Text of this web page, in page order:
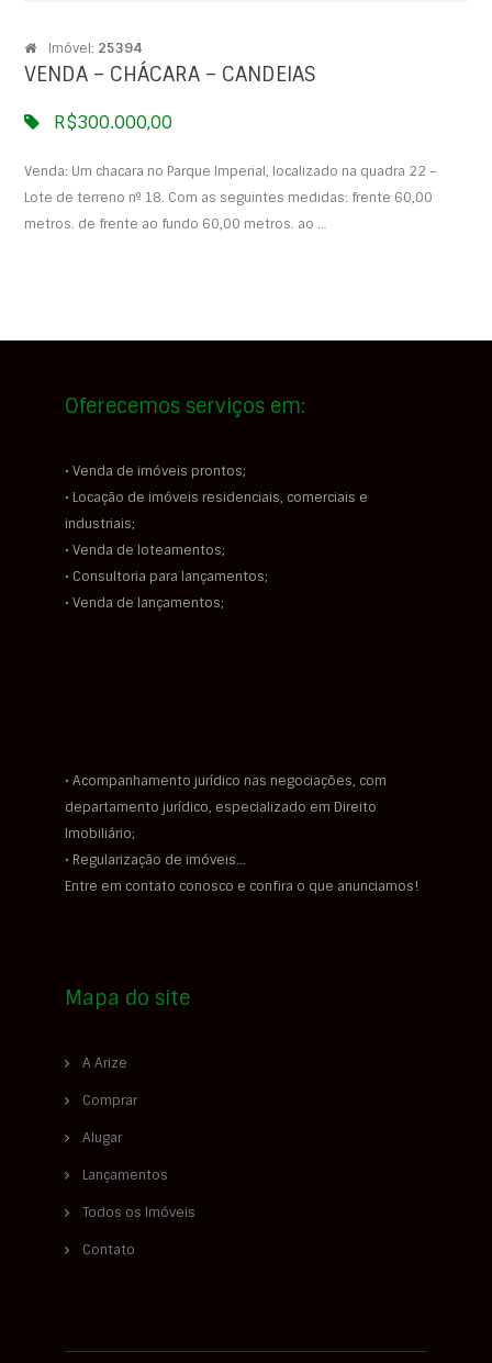
Imóvel: 25394
VENDA – CHÁCARA – CANDEIAS
R$300.000,00
Venda: Um chacara no Parque Imperial, localizado na quadra 22 –
Lote de terreno nº 18. Com as seguintes medidas: frente 60,00
metros. de frente ao fundo 60,00 metros. ao …
Oferecemos serviços em:
• Venda de imóveis prontos;
• Locação de imóveis residenciais, comerciais e
industriais;
• Venda de loteamentos;
• Consultoria para lançamentos;
• Venda de lançamentos;
• Acompanhamento jurídico nas negociações, com
departamento jurídico, especializado em Direito
Imobiliário;
• Regularização de imóveis…
Entre em contato conosco e confira o que anunciamos!
Mapa do site
A Arize
Comprar
Alugar
Lançamentos
Todos os Imóveis
Contato